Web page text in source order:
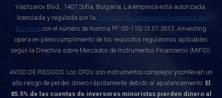
Vaptsarov Blvd., 1407 Sofía, Bulgaria. La empresa está autorizada,
licenciada y regulada por la Comisión de Supervisión Financiera de
Bulgaria con el número de licencia РГ-03-110/13.07.2017. Ainvesting
opera en pleno cumplimiento de los requisitos regulatorios aplicables
según la Directiva sobre Mercados de Instrumentos Financieros (MiFID).
AVISO DE RIESGOS: Los CFDs son instrumentos complejos y conllevan un
alto riesgo de perder dinero rápidamente debido al apalancamiento. El
85.5% de las cuentas de inversores minoristas pierden dinero al